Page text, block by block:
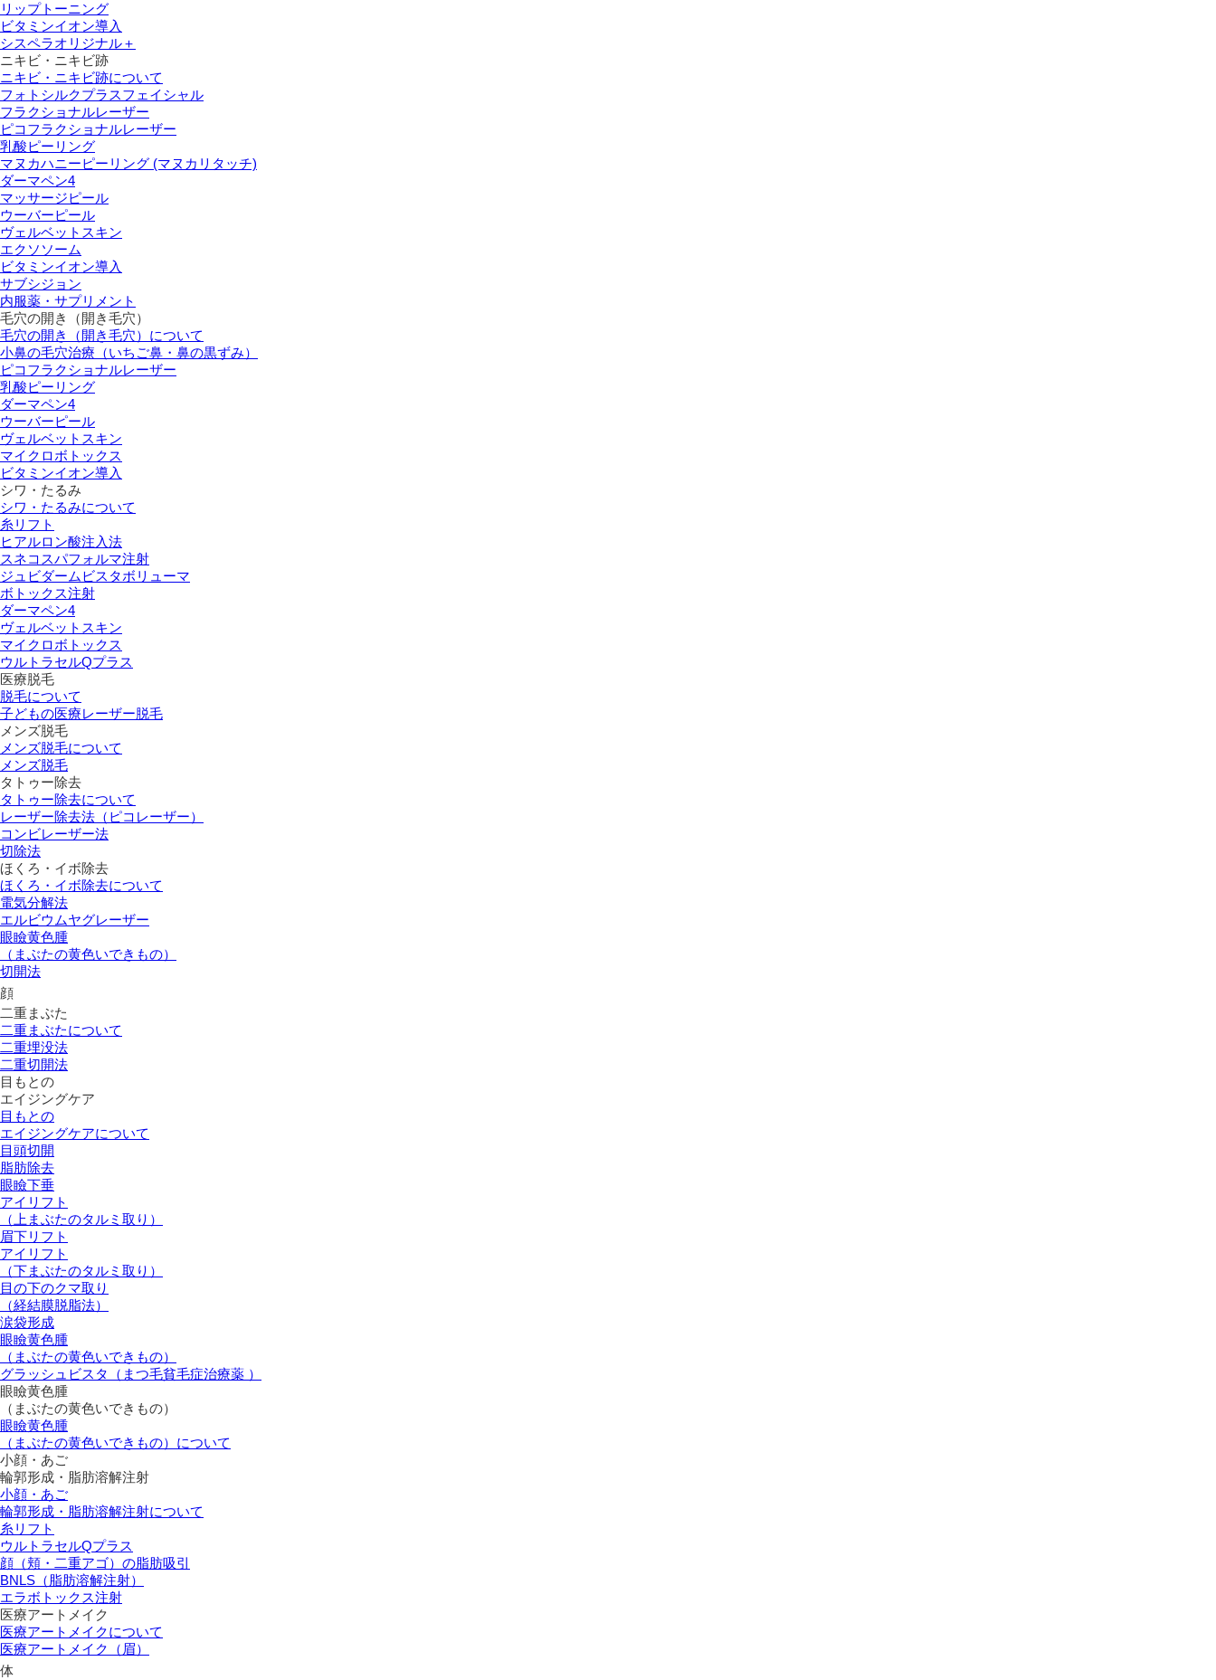
リップトーニング
ビタミンイオン導入
シスペラオリジナル＋
ニキビ・ニキビ跡
ニキビ・ニキビ跡について
フォトシルクプラスフェイシャル
フラクショナルレーザー
ピコフラクショナルレーザー
乳酸ピーリング
マヌカハニーピーリング (マヌカリタッチ)
ダーマペン4
マッサージピール
ウーバーピール
ヴェルベットスキン
エクソソーム
ビタミンイオン導入
サブシジョン
内服薬・サプリメント
毛穴の開き（開き毛穴）
毛穴の開き（開き毛穴）について
小鼻の毛穴治療（いちご鼻・鼻の黒ずみ）
ピコフラクショナルレーザー
乳酸ピーリング
ダーマペン4
ウーバーピール
ヴェルベットスキン
マイクロボトックス
ビタミンイオン導入
シワ・たるみ
シワ・たるみについて
糸リフト
ヒアルロン酸注入法
スネコスパフォルマ注射
ジュビダームビスタボリューマ
ボトックス注射
ダーマペン4
ヴェルベットスキン
マイクロボトックス
ウルトラセルQプラス
医療脱毛
脱毛について
子どもの医療レーザー脱毛
メンズ脱毛
メンズ脱毛について
メンズ脱毛
タトゥー除去
タトゥー除去について
レーザー除去法（ピコレーザー）
コンビレーザー法
切除法
ほくろ・イボ除去
ほくろ・イボ除去について
電気分解法
エルビウムヤグレーザー
眼瞼黄色腫
（まぶたの黄色いできもの）
切開法
顔
二重まぶた
二重まぶたについて
二重埋没法
二重切開法
目もとの
エイジングケア
目もとの
エイジングケアについて
目頭切開
脂肪除去
眼瞼下垂
アイリフト
（上まぶたのタルミ取り）
眉下リフト
アイリフト
（下まぶたのタルミ取り）
目の下のクマ取り
（経結膜脱脂法）
涙袋形成
眼瞼黄色腫
（まぶたの黄色いできもの）
グラッシュビスタ（まつ毛貧毛症治療薬 ）
眼瞼黄色腫
（まぶたの黄色いできもの）
眼瞼黄色腫
（まぶたの黄色いできもの）について
小顔・あご
輪郭形成・脂肪溶解注射
小顔・あご
輪郭形成・脂肪溶解注射について
糸リフト
ウルトラセルQプラス
顔（頬・二重アゴ）の脂肪吸引
BNLS（脂肪溶解注射）
エラボトックス注射
医療アートメイク
医療アートメイクについて
医療アートメイク（眉）
体